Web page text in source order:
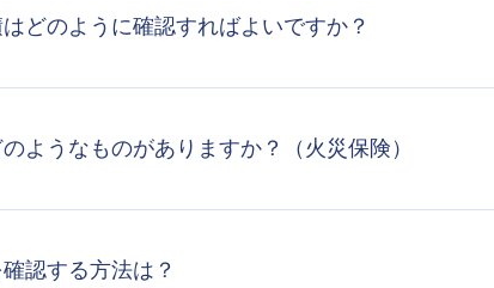
どのように確認すればよいですか？
ようなものがありますか？（火災保険）
認する方法は？